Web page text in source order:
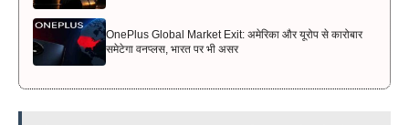
OnePlus Global Market Exit: अमेरिका और यूरोप से कारोबार
समेटेगा वनप्लस, भारत पर भी असर